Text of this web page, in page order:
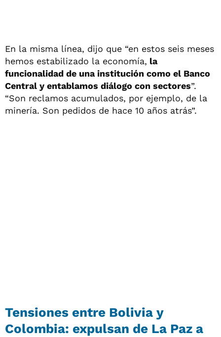
En la misma línea, dijo que “en estos seis meses
hemos estabilizado la economía, la
funcionalidad de una institución como el Banco
Central y entablamos diálogo con sectores”.
“Son reclamos acumulados, por ejemplo, de la
minería. Son pedidos de hace 10 años atrás”.
Tensiones entre Bolivia y
Colombia: expulsan de La Paz a